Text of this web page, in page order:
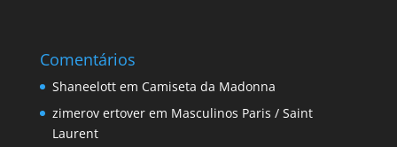
Comentários
Shaneelottem Camiseta da Madonna
zimerov ertoverem Masculinos Paris / Saint
Laurent